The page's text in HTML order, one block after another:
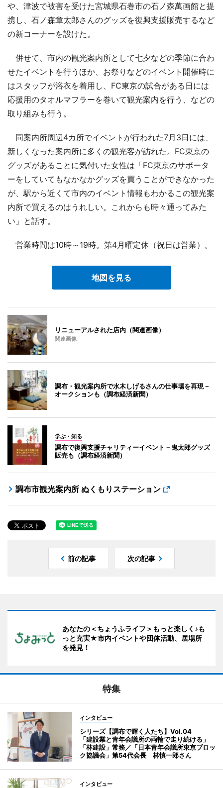
や、津波で被害を受けた宮城県石巻市の石ノ森萬画館と提
携し、石ノ森章太郎さんのグッズを復興支援販売するなど
の新コーナーを設けた。
併せて、市内の観光案内所として七夕などの季節に合わ
せたイベントを行うほか、お祭りなどのイベント開催時に
はスタッフが浴衣を着用し、FC東京の試合がある日には
応援用のタオルマフラーを巻いて観光案内を行う、などの
取り組みも行う。
同案内所周辺4カ所でイベントが行われた7月3日には、
新しくなった案内所に多くの観光客が訪れた。FC東京の
グッズがあることに気付いた女性は「FC東京のサポータ
ーをしていてもなかなかグッズを買うことができなかった
が、駅から近くて市内のイベント情報もわかるこの観光案
内所で買えるのはうれしい。これからも時々通ってみた
い」と話す。
営業時間は10時～19時。第4月曜定休（祝日は営業）。
地図を見る
リニューアルされた店内（関連画像）
関連画像
調布・観光案内所で水木しげるさんの仕事場を再現－
オークションも（調布経済新聞）
学ぶ・知る
調布で復興支援チャリティーイベント－鬼太郎グッズ
販売も（調布経済新聞）
調布市観光案内所 ぬくもりステーション
前の記事 次の記事
あなたの＜ちょうふライフ＞もっと楽しく♪も
っと充実★市内イベントや団体活動、居場所
を発見！
特集
インタビュー
シリーズ【調布で輝く人たち】Vol.04
「建設業と青年会議所の両輪で走り続ける」
「林建設」常務／「日本青年会議所東京ブロッ
ク協議会」第54代会長 林慎一郎さん
インタビュー